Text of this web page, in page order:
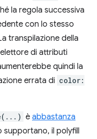
la regola successiva
con lo stesso
transpilazione della
di attributi
quindi la
errata di color:
è abbastanza
supportano, il polyfill